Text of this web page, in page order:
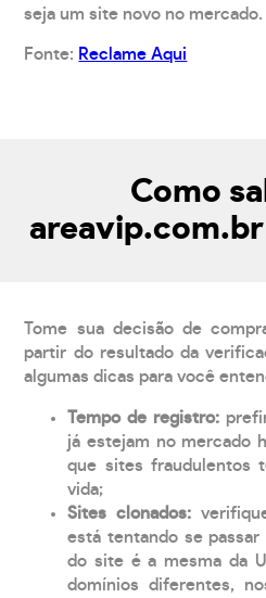
seja um site novo no mercado.
Fonte: Reclame Aqui
Como
Tome sua decisão de
partir do resultado da
algumas dicas para você
Tempo de registro:
já estejam no mercado
que sites fraudulentos
vida;
Sites clonados:
está tentando se
do site é a mesma da
domínios diferentes,